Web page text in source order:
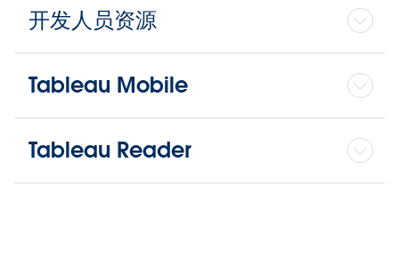
开发人员资源
Tableau Mobile
Tableau Reader